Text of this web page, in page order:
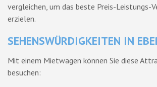
vergleichen, um das beste Preis-Leistungs-
erzielen.
SEHENSWÜRDIGKEITEN IN
Mit einem Mietwagen können Sie diese
besuchen: